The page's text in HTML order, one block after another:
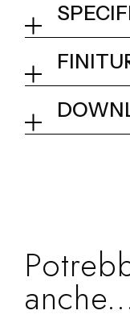
4
01Q -